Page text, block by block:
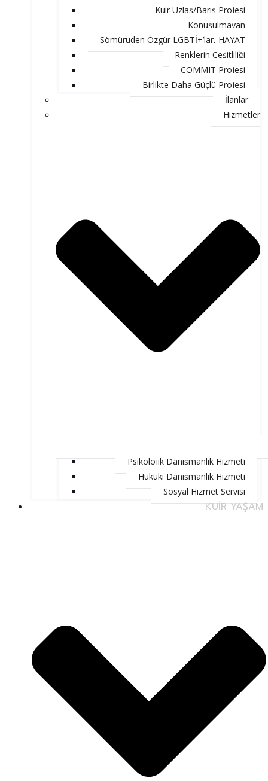
Kuir Uzlaş/Barış Projesi
Konuşulmayan
Sömürüden Özgür LGBTİ+’lar, HAYAT
Renklerin Çeşitliliği
COMMIT Projesi
Birlikte Daha Güçlü Projesi
İlanlar
Hizmetler
Psikolojik Danışmanlık Hizmeti
Hukuki Danışmanlık Hizmeti
Sosyal Hizmet Servisi
KUİR YAŞAM